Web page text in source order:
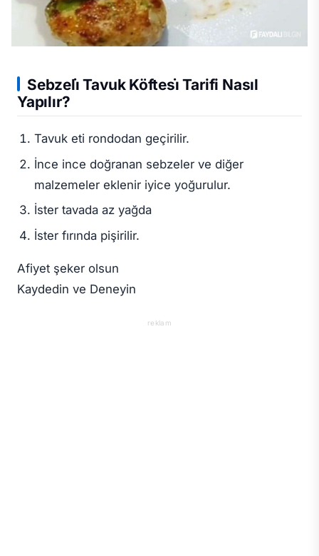
Sebzeli̇ Tavuk Köftesi̇ Tarifi Nasıl
Yapılır?
Tavuk eti rondodan geçirilir.
İnce ince doğranan sebzeler ve diğer
malzemeler eklenir iyice yoğurulur.
İster tavada az yağda
İster fırında pişirilir.
Afiyet şeker olsun
Kaydedin ve Deneyin
reklam